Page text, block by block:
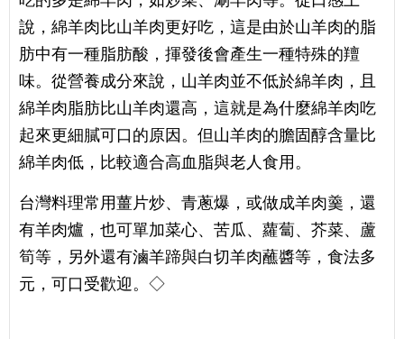
說，綿羊肉比山羊肉更好吃，這是由於山羊肉的脂
肪中有一種脂肪酸，揮發後會產生一種特殊的羶
味。從營養成分來說，山羊肉並不低於綿羊肉，且
綿羊肉脂肪比山羊肉還高，這就是為什麼綿羊肉吃
起來更細膩可口的原因。但山羊肉的膽固醇含量比
綿羊肉低，比較適合高血脂與老人食用。
台灣料理常用薑片炒、青蔥爆，或做成羊肉羹，還
有羊肉爐，也可單加菜心、苦瓜、蘿蔔、芥菜、蘆
筍等，另外還有滷羊蹄與白切羊肉蘸醬等，食法多
元，可口受歡迎。◇